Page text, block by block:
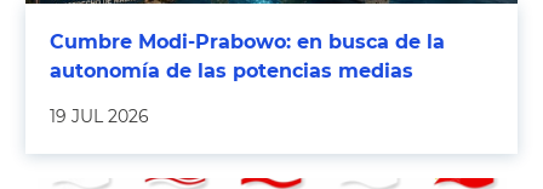
Cumbre Modi-Prabowo: en busca de la
autonomía de las potencias medias
19 JUL 2026